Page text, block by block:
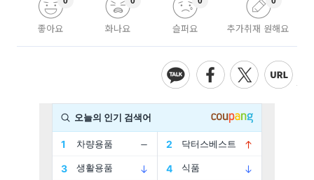
좋아요 화나요 슬퍼요 추가취재 원해요